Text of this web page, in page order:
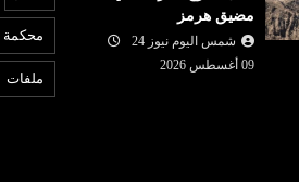
مضيق هرمز
شمس اليوم نيوز 24
09 أغسطس 2026
محكمة
ملفات
شمس اليوم نيوز 24
2026
نجل بايدن : وضع والدي المصاب